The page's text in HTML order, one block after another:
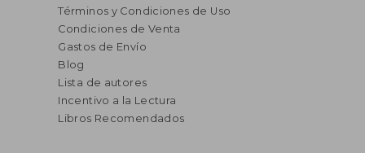
Términos y Condiciones de Uso
Condiciones de Venta
Gastos de Envío
Blog
Lista de autores
Incentivo a la Lectura
Libros Recomendados